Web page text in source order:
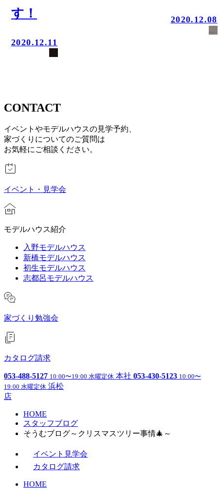
す！
2020.12.11
2020.12.08
中
剛
CONTACT
イベントやモデルハウスの見学予約、
家づくりについてのご質問は
お気軽にご相談ください。
イベント・見学会
モデルハウス紹介
入野モデルハウス
新橋モデルハウス
初生モデルハウス
志都呂モデルハウス
家づくり勉強会
カタログ請求
053-488-5127 10:00〜19:00 水曜定休 本社 053-430-5123 10:00〜
19:00 水曜定休 浜松
店
HOME
スタッフブログ
そうむブログ～クリスマスツリー事情🎄～
イベント見学会
カタログ請求
HOME